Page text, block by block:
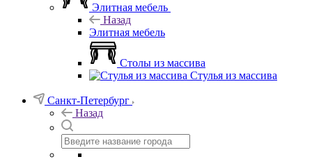
Элитная мебель
Назад
Элитная мебель
Столы из массива
Стулья из массива
Санкт-Петербург
Назад